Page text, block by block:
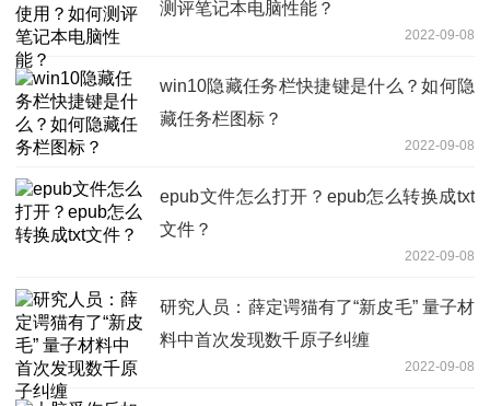
测评笔记本电脑性能？
2022-09-08
win10隐藏任务栏快捷键是什么？如何隐
藏任务栏图标？
2022-09-08
epub文件怎么打开？epub怎么转换成txt
文件？
2022-09-08
研究人员：薛定谔猫有了“新皮毛” 量子材
料中首次发现数千原子纠缠
2022-09-08